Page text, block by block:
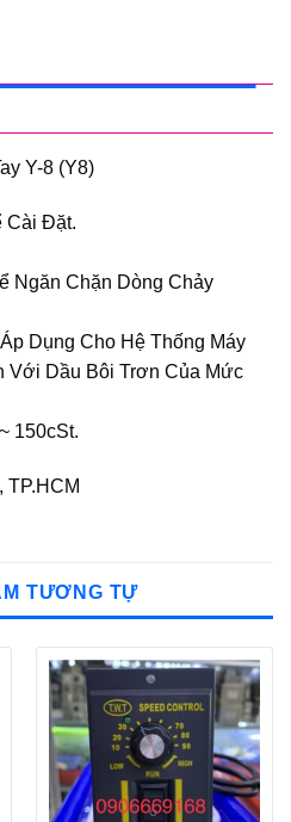
Y-8 (Y8)
Cài Đặt.
Ngăn Chặn Dòng Chảy
Dụng Cho Hệ Thống Máy
Với Dầu Bôi Trơn Của Mức
150cSt.
TP.HCM
TƯƠNG TỰ